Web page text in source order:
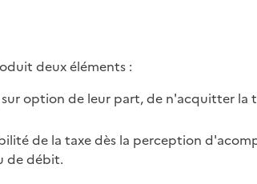
deux éléments :
option de leur part, de n'acquitter la
de la taxe dès la perception
de débit.